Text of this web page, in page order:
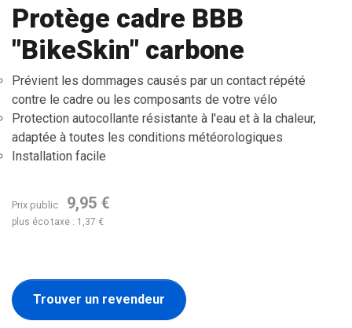
Protège cadre BBB
"BikeSkin" carbone
Prévient les dommages causés par un contact répété
contre le cadre ou les composants de votre vélo
Protection autocollante résistante à l'eau et à la chaleur,
adaptée à toutes les conditions météorologiques
Installation facile
Prix public 9,95 €
plus éco taxe : 1,37 €
Trouver un revendeur